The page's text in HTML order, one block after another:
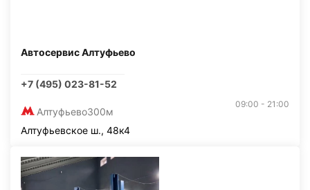
Автосервис Алтуфьево
+7 (495) 023-81-52
Алтуфьево300м
09:00 - 21:00
Алтуфьевское ш., 48к4